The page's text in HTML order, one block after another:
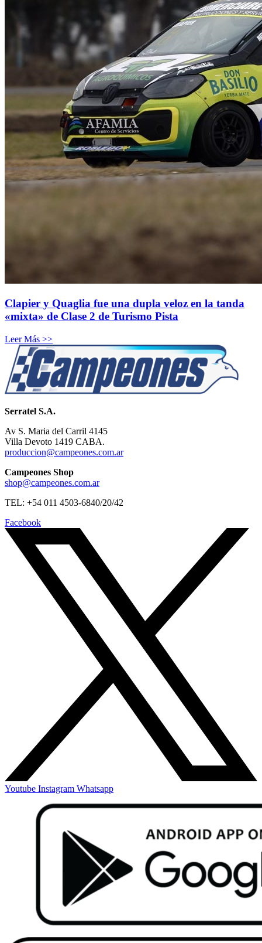
Clapier y Quaglia fue una dupla veloz en la tanda
«mixta» de Clase 2 de Turismo Pista
Leer Más >>
Serratel S.A.
Av S. Maria del Carril 4145
Villa Devoto 1419 CABA.
produccion@campeones.com.ar
Campeones Shop
shop@campeones.com.ar
TEL: +54 011 4503-6840/20/42
Facebook
Youtube Instagram Whatsapp